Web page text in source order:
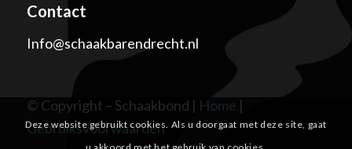
Contact
Info@schaakbarendrecht.nl
© Copyright – Schaakbond | Home |
Gebruiksvoorwaarden
Deze website gebruikt cookies. Als u doorgaat met deze site, gaat